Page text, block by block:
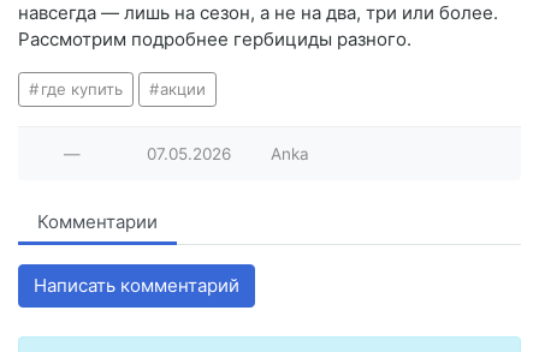
навсегда — лишь на сезон, а не на два, три или более.
Рассмотрим подробнее гербициды разного.
где купить акции
— 07.05.2026 Anka
Комментарии
Написать комментарий